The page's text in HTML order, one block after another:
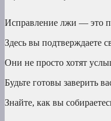
Исправление лжи — это
Здесь вы подтверждаете
Они не просто хотят
Будьте готовы заверить
Знайте, как вы